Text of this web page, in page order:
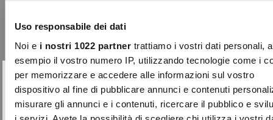
Uso responsabile dei dati
Noi e i nostri 1022 partnertrattiamo i vostri dati personali,
esempio il vostro numero IP, utilizzando tecnologie come i
per memorizzare e accedere alle informazioni sul vostro
dispositivo al fine di pubblicare annunci e contenuti
misurare gli annunci e i contenuti, ricercare il pubblico e
i servizi. Avete la possibilità di scegliere chi utilizza i vostri
collection, made in soft technical
fabric. Featuring straight ...
€79.00
Close
SUBSCRIBE TO OUR
NEWSLETTER